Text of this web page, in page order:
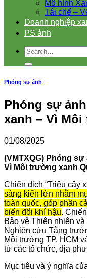
Mô hình
Tái chế –
Doanh nghiệp
PS ảnh
Phóng sự ảnh
Phóng sự
xanh – Vì
01/08/2025
(VMTXQG) Phóng
Vì Môi trường xanh
Chiến dịch “Triệu cây
sáng kiến lớn nhằm
toàn quốc, góp phần
biến đổi khí hậu.
Bảo vệ Thiên nhiên
Nghiên cứu Tằng
Môi trường TP. HCM
từ các tổ chức, địa
Mục tiêu và ý nghĩa